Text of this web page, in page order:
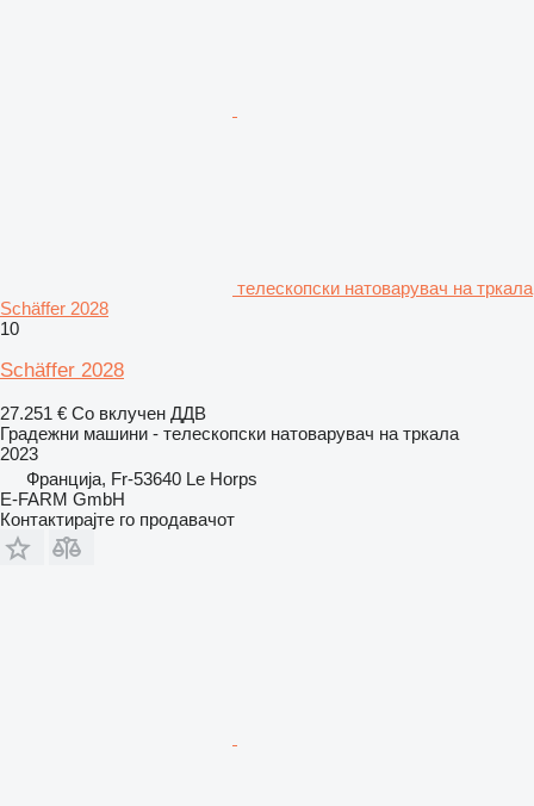
телескопски натоварувач на тркала
Schäffer 2028
10
Schäffer 2028
27.251 € Со вклучен ДДВ
Градежни машини - телескопски натоварувач на тркала
2023
Франција, Fr-53640 Le Horps
E-FARM GmbH
Контактирајте го продавачот